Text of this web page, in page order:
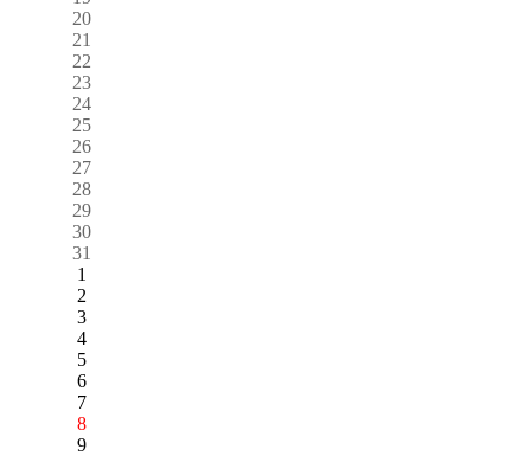
20
21
22
23
24
25
26
27
28
29
30
31
1
2
3
4
5
6
7
8
9